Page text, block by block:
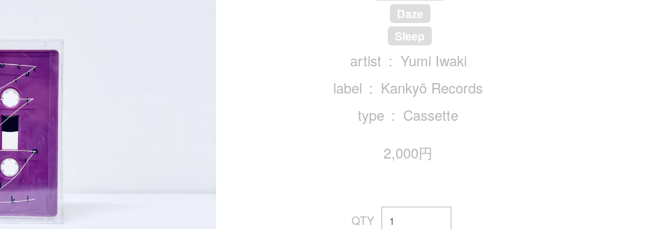
Daze
Sleep
artist
Yumi Iwaki
label
Kankyō Records
type
Cassette
2,000円
QTY